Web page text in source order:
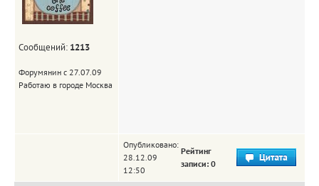
Сообщений: 1213
Форумянин с 27.07.09
Работаю в городе Москва
Опубликовано:
28.12.09
12:50
Рейтинг
записи: 0